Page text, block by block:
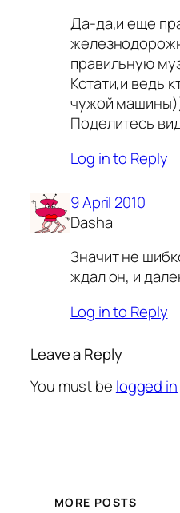
Да-да,и еще
правильную
Кстати,и ведь
чужой
Поделитесь
Log in to Reply
9 April 2010
Dasha
Значит не
ждал он, и
Log in to Reply
Leave a Reply
You must be logged in
MORE POSTS